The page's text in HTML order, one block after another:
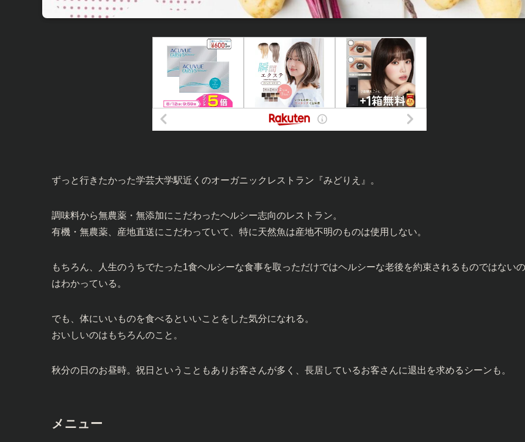
ずっと行きたかった学芸大学駅近くのオーガニックレストラン『みどりえ』。
調味料から無農薬・無添加にこだわったヘルシー志向のレストラン。
有機・無農薬、産地直送にこだわっていて、特に天然魚は産地不明のものは使用しない。
もちろん、人生のうちでたった1食ヘルシーな食事を取っただけではヘルシーな老後を約束されるものではないの
はわかっている。
でも、体にいいものを食べるといいことをした気分になれる。
おいしいのはもちろんのこと。
秋分の日のお昼時。祝日ということもありお客さんが多く、長居しているお客さんに退出を求めるシーンも。
メニュー